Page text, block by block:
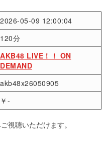
2026-05-09 12:00:04
120分
AKB48 LIVE！！ ON
DEMAND
akb48x26050905
￥-
視聴いただけます。